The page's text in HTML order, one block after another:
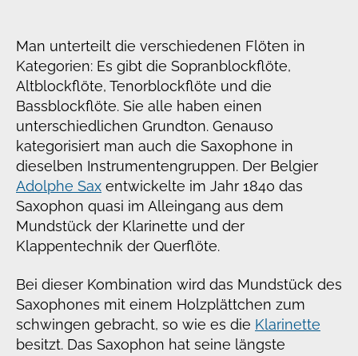
Man unterteilt die verschiedenen Flöten in
Kategorien: Es gibt die Sopranblockflöte,
Altblockflöte, Tenorblockflöte und die
Bassblockflöte. Sie alle haben einen
unterschiedlichen Grundton. Genauso
kategorisiert man auch die Saxophone in
dieselben Instrumentengruppen. Der Belgier
Adolphe Sax entwickelte im Jahr 1840 das
Saxophon quasi im Alleingang aus dem
Mundstück der Klarinette und der
Klappentechnik der Querflöte.
Bei dieser Kombination wird das Mundstück des
Saxophones mit einem Holzplättchen zum
schwingen gebracht, so wie es die Klarinette
besitzt. Das Saxophon hat seine längste